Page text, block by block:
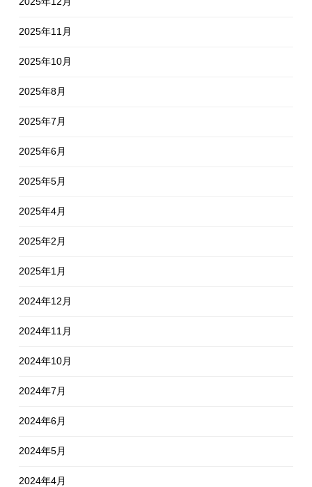
2025年11月
2025年10月
2025年8月
2025年7月
2025年6月
2025年5月
2025年4月
2025年2月
2025年1月
2024年12月
2024年11月
2024年10月
2024年7月
2024年6月
2024年5月
2024年4月